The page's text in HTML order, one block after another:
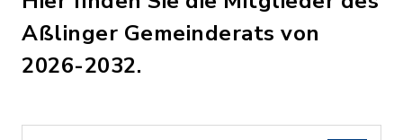
Aßlinger Gemeinderats von
2026-2032.